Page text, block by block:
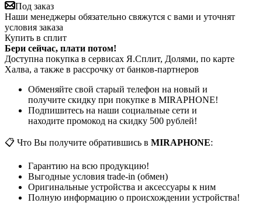
Под заказ
Наши менеджеры обязательно свяжутся с вами и уточнят
условия заказа
Купить в сплит
Бери сейчас, плати потом!
Доступна покупка в сервисах Я.Сплит, Долями, по карте
Халва, а также в рассрочку от банков-партнеров
Обменяйте свой старый телефон на новый и
получите скидку при покупке в MIRAPHONE!
Подпишитесь на наши социальные сети и
находите промокод на скидку 500 рублей!
📋 Что Вы получите обратившись в MIRAPHONE:
Гарантию на всю продукцию!
Выгодные условия trade-in (обмен)
Оригинальные устройства и аксессуары к ним
Полную информацию о происхождении устройства!